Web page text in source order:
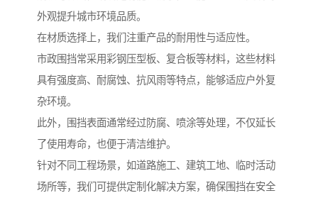
外观提升城市环境品质。
在材质选择上，我们注重产品的耐用性与适应性。
市政围挡常采用彩钢压型板、复合板等材料，这些材料
具有强度高、耐腐蚀、抗风雨等特点，能够适应户外复
杂环境。
此外，围挡表面通常经过防腐、喷涂等处理，不仅延长
了使用寿命，也便于清洁维护。
针对不同工程场景，如道路施工、建筑工地、临时活动
场所等，我们可提供定制化解决方案，确保围挡在安全